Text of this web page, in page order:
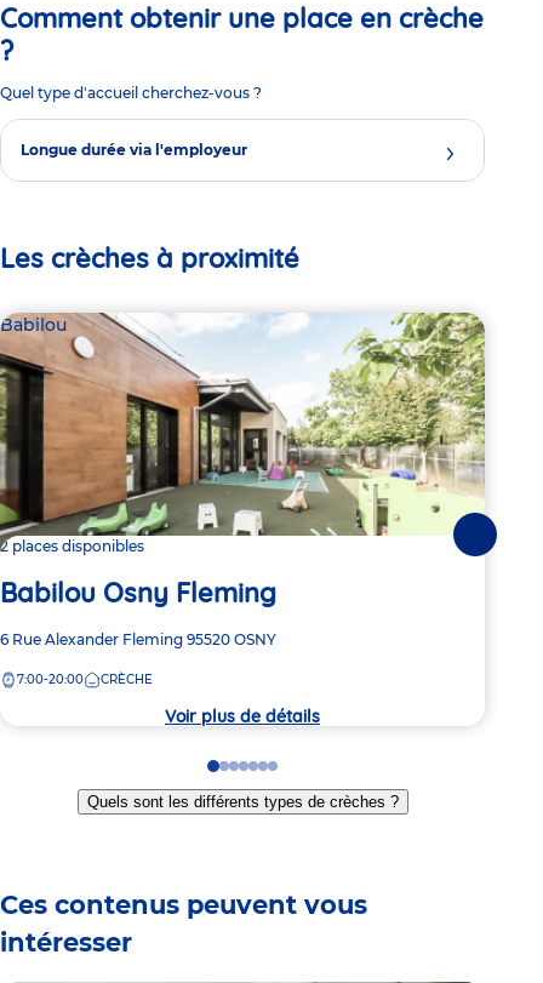
Comment obtenir une place en crèche
?
Quel type d'accueil cherchez-vous ?
Longue durée via l'employeur
Les crèches à proximité
Babilou
2 places disponibles
Babilou Osny Fleming
Adresse
la
6 Rue Alexander Fleming 95520 OSNY
7:00-20:00 CRÈCHE
Voir plus de détails
Go
to
slide
Go
to
slide
Go
to
slide
Go
to
slide
Go
to
slide
Go
to
slide
Go
to
slide
Quels sont les différents types de crèches ?
Ces contenus peuvent vous
intéresser